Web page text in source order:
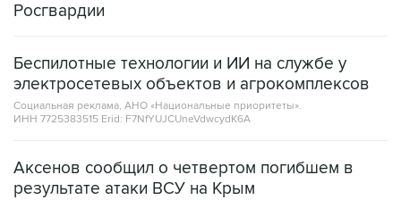
Росгвардии
Беспилотные технологии и ИИ на службе у
электросетевых объектов и агрокомплексов
Социальная реклама, АНО «Национальные приоритеты».
ИНН 7725383515 Erid: F7NfYUJCUneVdwcydK6A
Аксенов сообщил о четвертом погибшем в
результате атаки ВСУ на Крым